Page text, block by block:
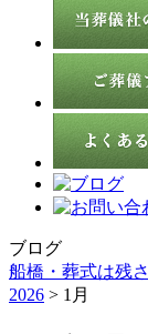
ブログ
船橋・葬式は残
2026 > 1月